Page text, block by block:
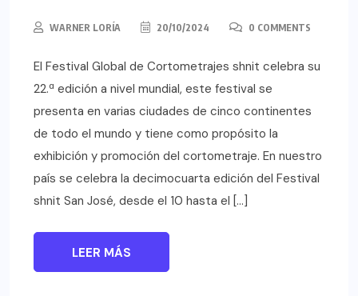
WARNER LORÍA 20/10/2024 0 COMMENTS
El Festival Global de Cortometrajes shnit celebra su
22.ª edición a nivel mundial, este festival se
presenta en varias ciudades de cinco continentes
de todo el mundo y tiene como propósito la
exhibición y promoción del cortometraje. En nuestro
país se celebra la decimocuarta edición del Festival
shnit San José, desde el 10 hasta el […]
LEER MÁS